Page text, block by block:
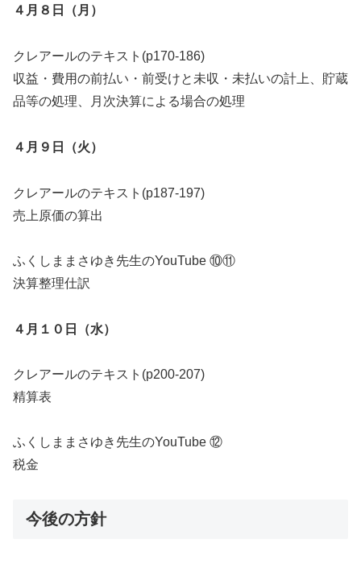
４月８日（月）
クレアールのテキスト(p170-186)
収益・費用の前払い・前受けと未収・未払いの計上、貯蔵
品等の処理、月次決算による場合の処理
４月９日（火）
クレアールのテキスト(p187-197)
売上原価の算出
ふくしままさゆき先生のYouTube ⑩⑪
決算整理仕訳
４月１０日（水）
クレアールのテキスト(p200-207)
精算表
ふくしままさゆき先生のYouTube ⑫
税金
今後の方針